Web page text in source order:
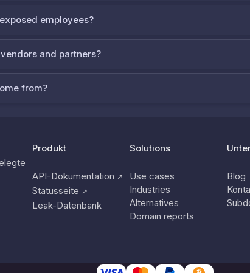
employees?
and partners?
from?
Produkt
API-Dokumentation ↗
Statusseite ↗
Leak-Datenbank
Solutions
Use cases
Industries
Alternatives
Domain reports
Blog